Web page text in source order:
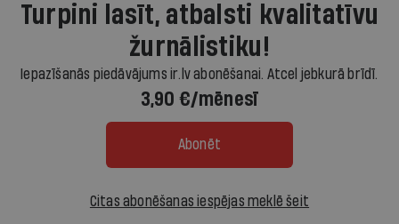
Turpini lasīt, atbalsti kvalitatīvu
žurnālistiku!
Iepazīšanās piedāvājums ir.lv abonēšanai. Atcel jebkurā brīdī.
3,90 €/mēnesī
Abonēt
Citas abonēšanas iespējas meklē šeit